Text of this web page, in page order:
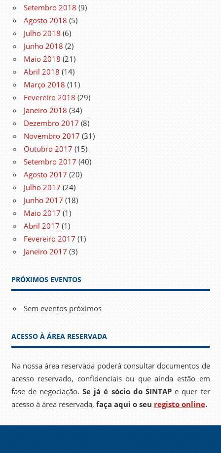
Setembro 2018 (9)
Agosto 2018 (5)
Julho 2018 (6)
Junho 2018 (2)
Maio 2018 (21)
Abril 2018 (14)
Março 2018 (11)
Fevereiro 2018 (29)
Janeiro 2018 (34)
Dezembro 2017 (8)
Novembro 2017 (31)
Outubro 2017 (15)
Setembro 2017 (40)
Agosto 2017 (20)
Julho 2017 (24)
Junho 2017 (18)
Maio 2017 (1)
Abril 2017 (1)
Fevereiro 2017 (1)
Janeiro 2017 (3)
PRÓXIMOS EVENTOS
Sem eventos próximos
ACESSO À ÁREA RESERVADA
Na nossa área reservada poderá consultar documentos de
acesso reservado, confidenciais ou que ainda estão em
fase de negociação.Se já é sócio do SINTAPe quer ter
acesso à área reservada, faça aqui o seu registo online.